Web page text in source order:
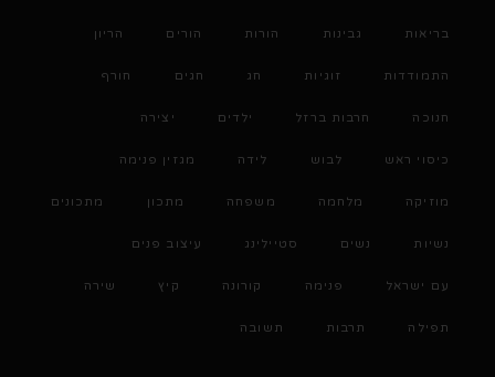
בריאות גבינות הורות הורים הריון
התמודדות זוגיות חג חגים חורף
חנוכה חרבות ברזל ילדים יצירה
כיסוי ראש לבוש לידה מגזין פנימה
מוזיקה מלחמה משפחה מתכון מתכונים
נשיות נשים סטיילינג עיצוב פנים
עם ישראל פנימה קורונה קיץ שירה
תפילה תרבות תשובה